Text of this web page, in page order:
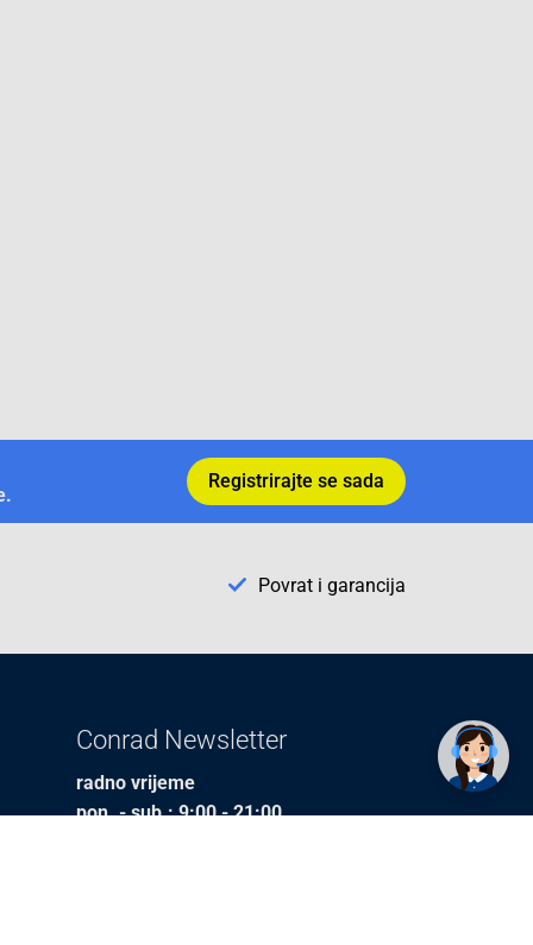
Registrirajte se sada
Povrat i garancija
Conrad Newsletter
radno vrijeme
pon. - sub.: 9:00 - 21:00